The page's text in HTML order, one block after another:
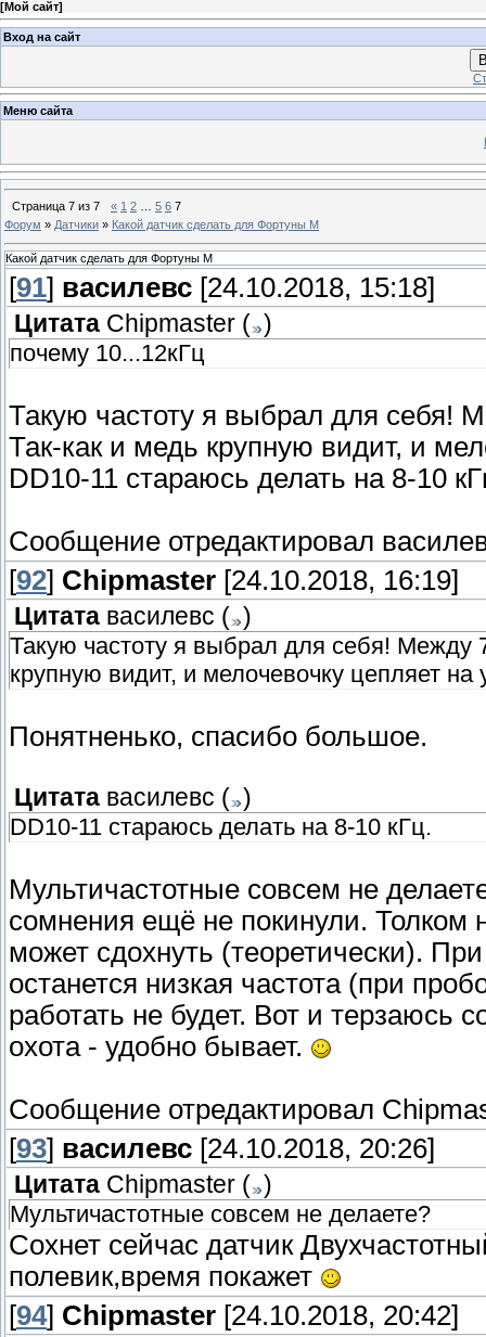
[Мой сайт]
Вход на сайт
Меню сайта
Страница 7 из 7 « 1 2 5 6 7
Форум » Датчики » Какой датчик сделать для Фортуны М
Какой датчик сделать для Фортуны М
[91] василевс [24.10.2018, 15:18]
Цитата Chipmaster ( )
почему 10...12кГц
Такую частоту я выбрал для себя!
Так-как и медь крупную видит, и
DD10-11 стараюсь делать на 8-10
Сообщение отредактировал
[92] Chipmaster [24.10.2018, 16:19]
Цитата василевс ( )
Такую частоту я выбрал для себя! Между
крупную видит, и мелочевочку цепляет на
Понятненько, спасибо большое.
Цитата василевс ( )
DD10-11 стараюсь делать на 8-10 кГц.
Мультичастотные совсем не
сомнения ещё не покинули. Толком
может сдохнуть (теоретически).
останется низкая частота (при
работать не будет. Вот и терзаюсь
охота - удобно бывает.
Сообщение отредактировал
[93] василевс [24.10.2018, 20:26]
Цитата Chipmaster ( )
Мультичастотные совсем не делаете?
Сохнет сейчас датчик
полевик,время покажет
[94] Chipmaster [24.10.2018, 20:42]